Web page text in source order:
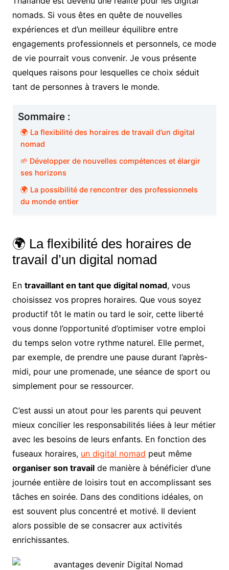
nomads. Si vous êtes en quête de nouvelles
expériences et d’un meilleur équilibre entre
engagements professionnels et personnels, ce mode
de vie pourrait vous convenir. Je vous présente
quelques raisons pour lesquelles ce choix séduit
tant de personnes à travers le monde.
Sommaire :
🌍 La flexibilité des horaires de travail d’un digital
nomad
🌱 Développer de nouvelles compétences et élargir
ses horizons
🌍 La possibilité de rencontrer des professionnels
du monde entier
🌍 La flexibilité des horaires de
travail d’un digital nomad
En travaillant en tant que digital nomad, vous
choisissez vos propres horaires. Que vous soyez
productif tôt le matin ou tard le soir, cette liberté
vous donne l’opportunité d’optimiser votre emploi
du temps selon votre rythme naturel. Elle permet,
par exemple, de prendre une pause durant l’après-
midi, pour une promenade, une séance de sport ou
simplement pour se ressourcer.
C’est aussi un atout pour les parents qui peuvent
mieux concilier les responsabilités liées à leur métier
avec les besoins de leurs enfants. En fonction des
fuseaux horaires, un digital nomad peut même
organiser son travailde manière à bénéficier d’une
journée entière de loisirs tout en accomplissant ses
tâches en soirée. Dans des conditions idéales, on
est souvent plus concentré et motivé. Il devient
alors possible de se consacrer aux activités
enrichissantes.